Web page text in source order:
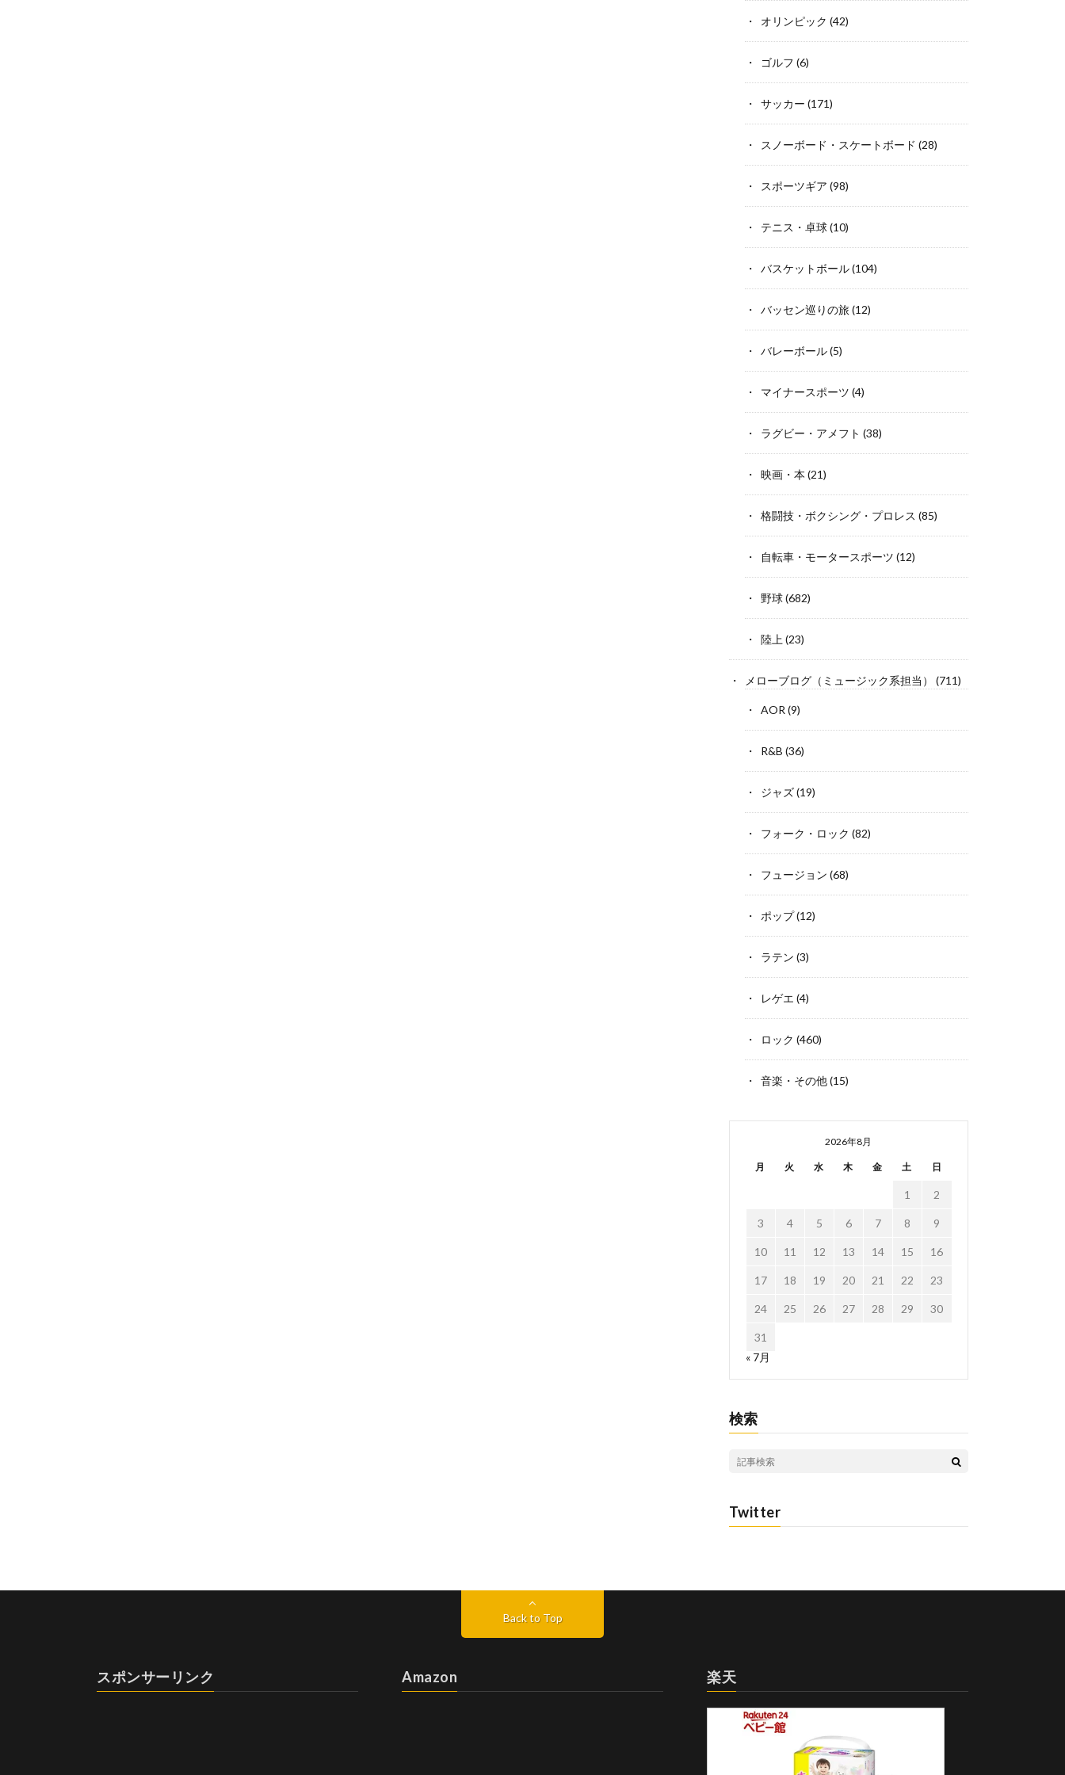
オリンピック (42)
ゴルフ (6)
サッカー (171)
スノーボード・スケートボード (28)
スポーツギア (98)
テニス・卓球(10)
バスケットボール(104)
バッセン巡りの旅(12)
バレーボール(5)
マイナースポーツ (4)
ラグビー・アメフト (38)
映画・本 (21)
格闘技・ボクシング・プロレス (85)
自転車・モータースポーツ (12)
野球(682)
陸上 (23)
メローブログ（ミュージック系担当） (711)
AOR (9)
R&B (36)
ジャズ(19)
フォーク・ロック (82)
フュージョン (68)
ポップ(12)
ラテン (3)
レゲエ (4)
ロック (460)
音楽・その他(15)
2026年8月
月 火 水 木 金 土 日
1 2
3 4 5 6 7 8 9
10 11 12 13 14 15 16
17 18 19 20 21 22 23
24 25 26 27 28 29 30
31
« 7月
検索
Twitter
Back to Top
スポンサーリンク Amazon 楽天